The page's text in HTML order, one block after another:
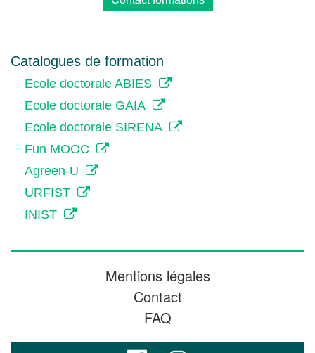
Catalogues de formation
Ecole doctorale ABIES
Ecole doctorale GAIA
Ecole doctorale SIRENA
Fun MOOC
Agreen-U
URFIST
INIST
Mentions légales
Contact
FAQ